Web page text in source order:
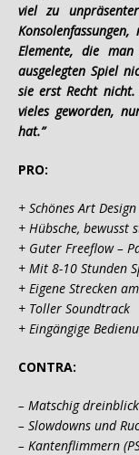
viel zu
Elemente, die
ausgelegten Spiel
sie erst Recht
vieles geworden,
hat.”
PRO:
+ Schönes Art Design
+ Hübsche, bewusst
+ Guter Freeflow –
+ Mit 8-10 Stunden
+ Eigene Strecken
+ Toller Soundtrack
+ Eingängige
CONTRA:
– Matschig
– Slowdowns und
– Kantenflimmern